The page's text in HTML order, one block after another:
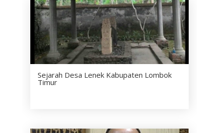
Sejarah Desa Lenek Kabupaten Lombok
Timur